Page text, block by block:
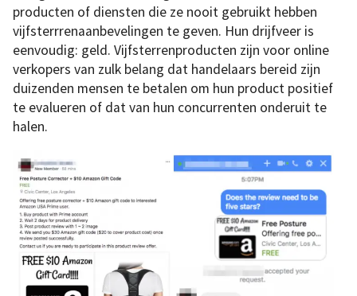
producten of diensten die ze nooit gebruikt hebben
vijfsterrrenaanbevelingen te geven. Hun drijfveer is
eenvoudig: geld. Vijfsterrenproducten zijn voor online
verkopers van zulk belang dat handelaars bereid zijn
duizenden mensen te betalen om hun product positief
te evalueren of dat van hun concurrenten onderuit te
halen.